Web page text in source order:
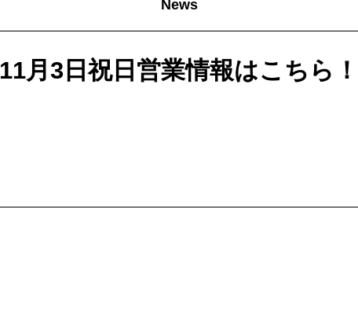
News
11月3日祝日営業情報はこちら！